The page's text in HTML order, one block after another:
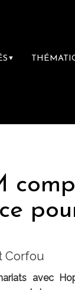
▼
Corfou
avec